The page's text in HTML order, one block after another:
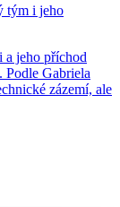
tým i jeho
jeho příchod
Podle Gabriela
zázemí, ale